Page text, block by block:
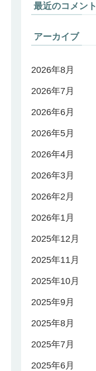
最近のコメント
アーカイブ
2026年8月
2026年7月
2026年6月
2026年5月
2026年4月
2026年3月
2026年2月
2026年1月
2025年12月
2025年11月
2025年10月
2025年9月
2025年8月
2025年7月
2025年6月